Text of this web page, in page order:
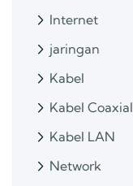
Internet
jaringan
Kabel
Kabel Coaxial
Kabel LAN
Network